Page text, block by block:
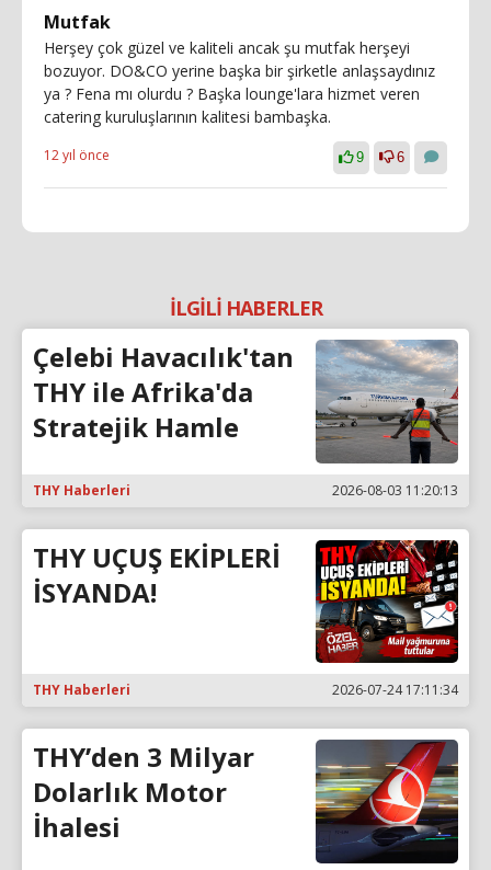
Mutfak
Herşey çok güzel ve kaliteli ancak şu mutfak herşeyi
bozuyor. DO&CO yerine başka bir şirketle anlaşsaydınız
ya ? Fena mı olurdu ? Başka lounge'lara hizmet veren
catering kuruluşlarının kalitesi bambaşka.
12 yıl önce 9 6
İLGİLİ HABERLER
Çelebi Havacılık'tan
THY ile Afrika'da
Stratejik Hamle
THY Haberleri 2026-08-03 11:20:13
THY UÇUŞ EKİPLERİ
İSYANDA!
THY Haberleri 2026-07-24 17:11:34
THY’den 3 Milyar
Dolarlık Motor
İhalesi